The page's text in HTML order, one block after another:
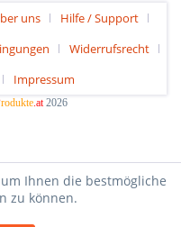
uns
Hilfe / Support
Widerrufsrecht
Impressum
rodukte.at2026
Ihnen die bestmögliche
zu können.